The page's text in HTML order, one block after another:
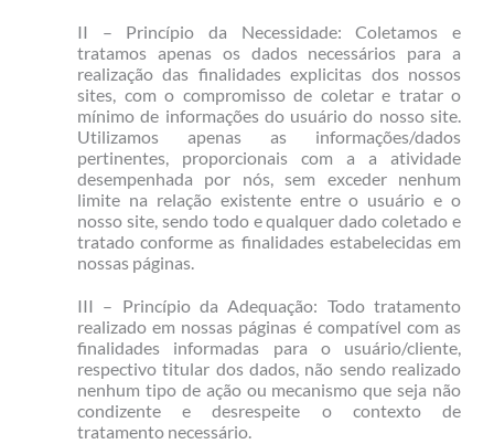
II – Princípio da Necessidade: Coletamos e
tratamos apenas os dados necessários para a
realização das finalidades explicitas dos nossos
sites, com o compromisso de coletar e tratar o
mínimo de informações do usuário do nosso site.
Utilizamos apenas as informações/dados
pertinentes, proporcionais com a a atividade
desempenhada por nós, sem exceder nenhum
limite na relação existente entre o usuário e o
nosso site, sendo todo e qualquer dado coletado e
tratado conforme as finalidades estabelecidas em
nossas páginas.
III – Princípio da Adequação: Todo tratamento
realizado em nossas páginas é compatível com as
finalidades informadas para o usuário/cliente,
respectivo titular dos dados, não sendo realizado
nenhum tipo de ação ou mecanismo que seja não
condizente e desrespeite o contexto de
tratamento necessário.